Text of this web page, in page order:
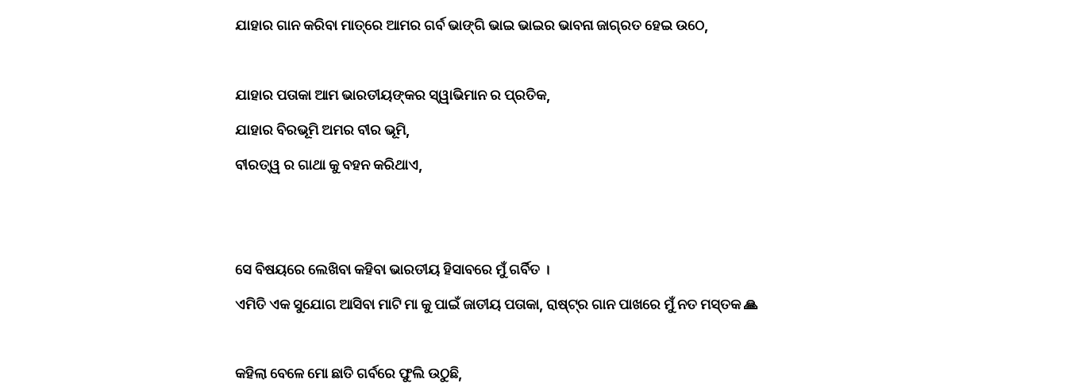
ଯାହାର ଗାନ କରିବା ମାତ୍ରେ ଆମର ଗର୍ବ ଭାଙ୍ଗି ଭାଇ ଭାଇର ଭାବନା ଜାଗ୍ରତ ହେଇ ଉଠେ,﻿
ଯାହାର ପତାକା ଆମ ଭାରତୀୟଙ୍କର ସ୍ୱାଭିମାନ ର ପ୍ରତିକ,﻿
ଯାହାର ବିରଭୂମି ଅମର ବୀର ଭୂମି,
ବୀରତ୍ୱ ର ଗାଥା କୁ ବହନ କରିଥାଏ,﻿
ସେ ବିଷୟରେ ଲେଖିବା କହିବା ଭାରତୀୟ ହିସାବରେ ମୁଁ ଗର୍ବିତ ।﻿
ଏମିତି ଏକ ସୁଯୋଗ ଆସିବା ମାଟି ମା କୁ ପାଇଁ ଜାତୀୟ ପତାକା, ରାଷ୍ଟ୍ର ଗାନ ପାଖରେ ମୁଁ ନତ ମସ୍ତକ 🙏﻿
କହିଲା ବେଳେ ମୋ ଛାତି ଗର୍ବରେ ଫୁଲି ଉଠୁଛି,﻿